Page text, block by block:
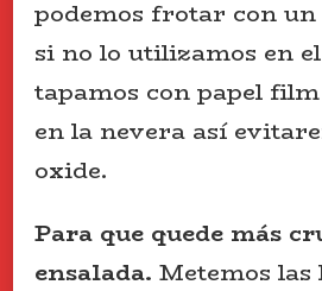
podemos frotar con
si no lo utilizamos en
tapamos con papel
en la nevera así
oxide.
Para que quede más
ensalada. Metemos las